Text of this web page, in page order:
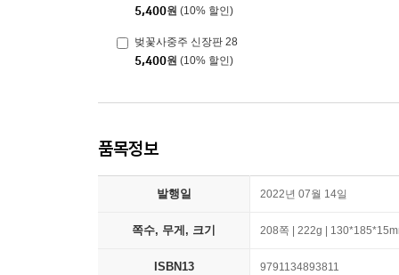
5,400원 (10% 할인)
벚꽃사중주 신장판 28
5,400원 (10% 할인)
품목정보
발행일 2022년 07월 14일
쪽수, 무게, 크기 208쪽 | 222g |
ISBN13 9791134893811